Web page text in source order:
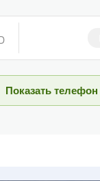
Показать телефон